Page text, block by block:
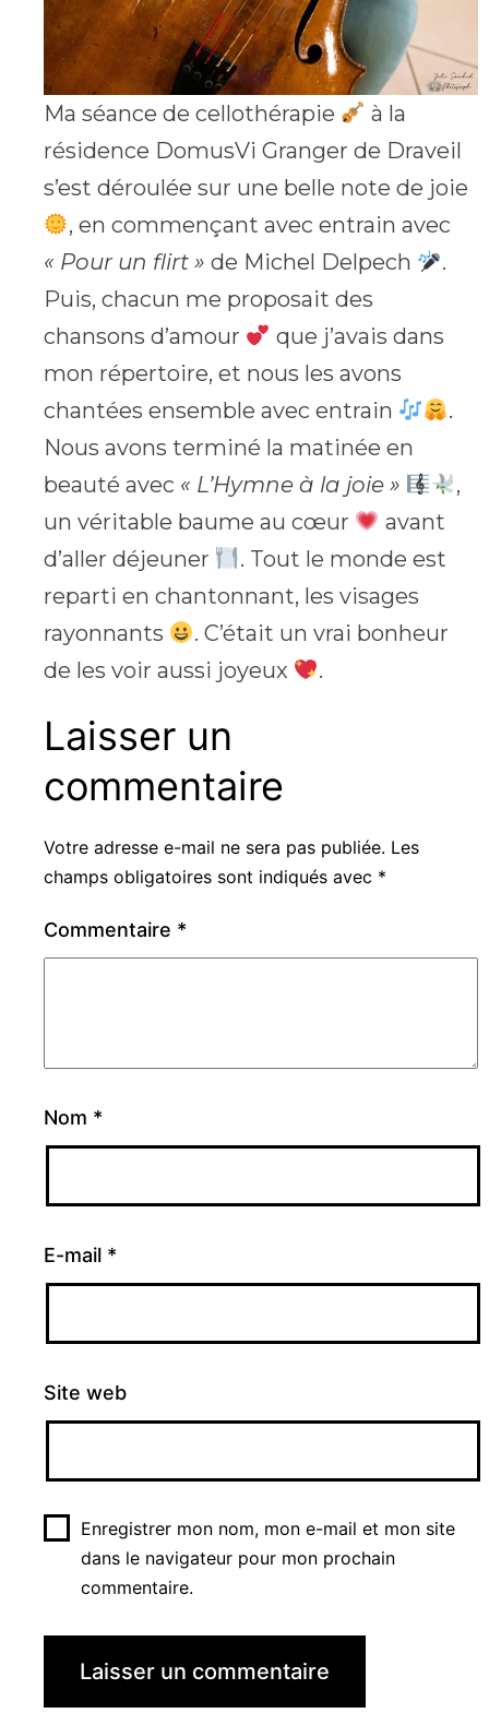
Ma séance de cellothérapie
à la
résidence DomusVi Granger de Draveil
s’est déroulée sur une belle note de joie
, en commençant avec entrain avec
« Pour un flirt » de Michel Delpech
.
Puis, chacun me proposait des
chansons d’amour
que j’avais dans
mon répertoire, et nous les avons
chantées ensemble avec entrain
.
Nous avons terminé la matinée en
beauté avec « L’Hymne à la joie »
,
un véritable baume au cœur
avant
d’aller déjeuner
. Tout le monde est
reparti en chantonnant, les visages
rayonnants
. C’était un vrai bonheur
de les voir aussi joyeux
.
Laisser un
commentaire
Votre adresse e-mail ne sera pas publiée. Les
champs obligatoires sont indiqués avec *
Commentaire *
Nom *
E-mail *
Site web
Enregistrer mon nom, mon e-mail et mon site
dans le navigateur pour mon prochain
commentaire.